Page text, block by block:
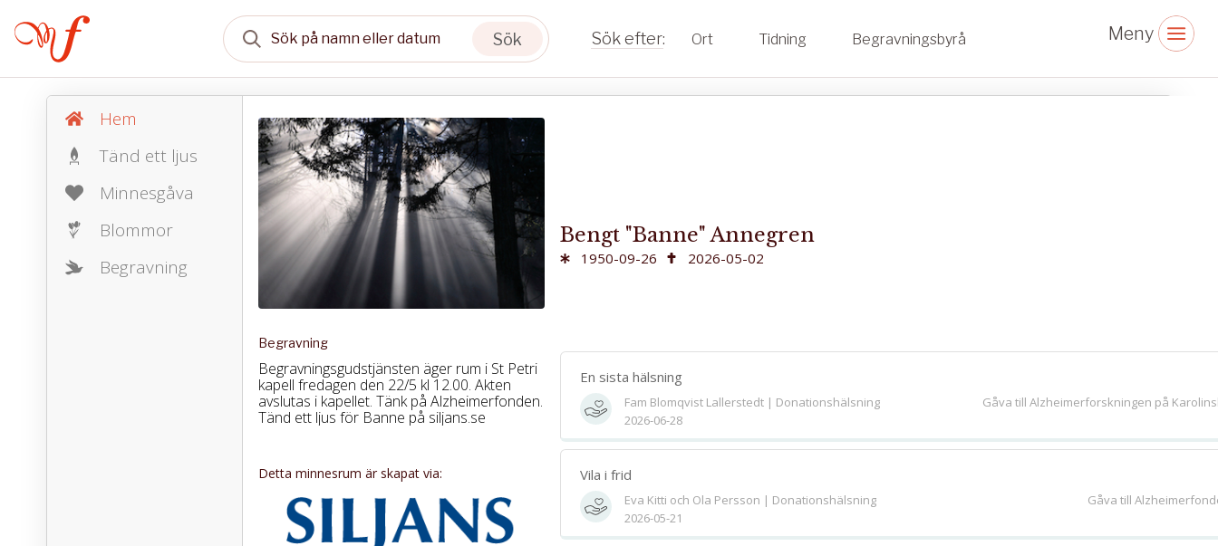
Sök Ort Tidning Begravningsbyrå
Hem
Tänd ett ljus
Minnesgåva
Blommor
Begravning
Begravning
Begravningsgudstjänsten äger rum i St Petri
kapell fredagen den 22/5 kl 12.00. Akten
avslutas i kapellet. Tänk på Alzheimerfonden.
Tänd ett ljus för Banne på siljans.se
Detta minnesrum är skapat via:
Bengt "Banne" Annegren
1950-09-26 2026-05-02
En sista hälsning
Fam Blomqvist Lallerstedt | Donationshälsning
2026-06-28
Gåva till Alzheimerforskningen på
Vila i frid
Eva Kitti och Ola Persson | Donationshälsning
2026-05-21
Gåva till